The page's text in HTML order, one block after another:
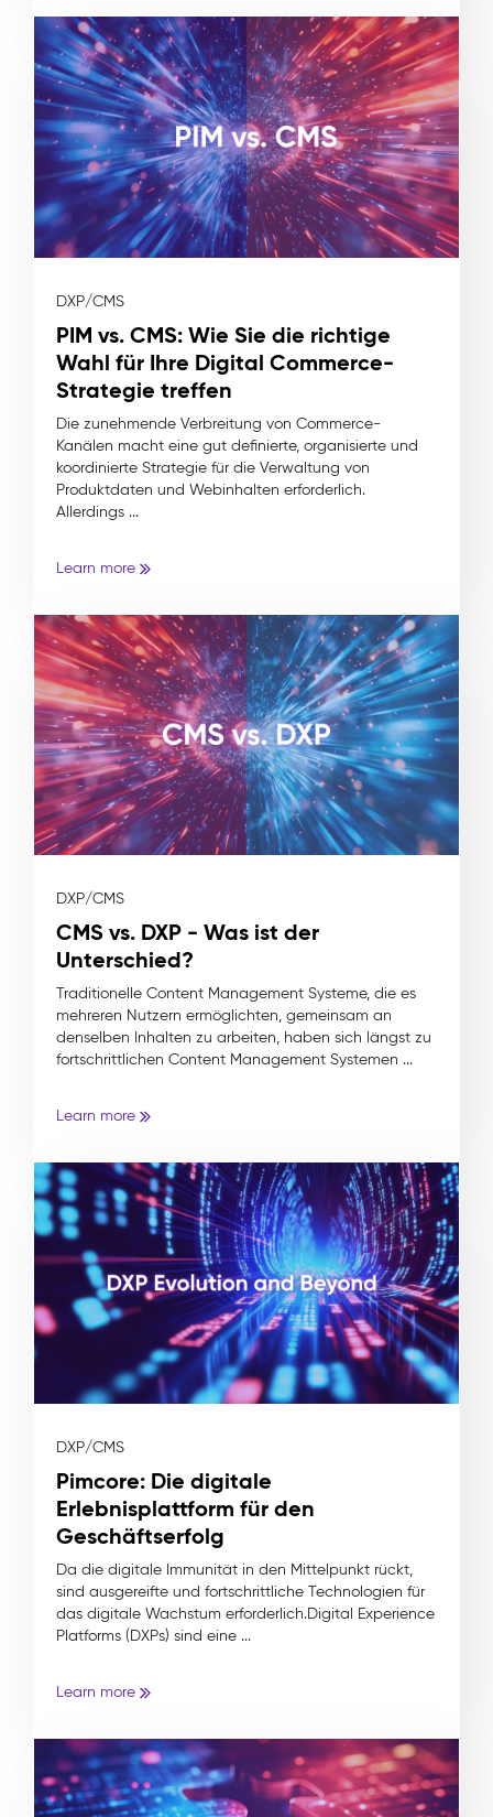
DXP/CMS
PIM vs. CMS: Wie Sie die richtige
Wahl für Ihre Digital Commerce-
Strategie treffen
Die zunehmende Verbreitung von Commerce-
Kanälen macht eine gut definierte, organisierte und
koordinierte Strategie für die Verwaltung von
Produktdaten und Webinhalten erforderlich.
Allerdings ...
Learn more
DXP/CMS
CMS vs. DXP - Was ist der
Unterschied?
Traditionelle Content Management Systeme, die es
mehreren Nutzern ermöglichten, gemeinsam an
denselben Inhalten zu arbeiten, haben sich längst zu
fortschrittlichen Content Management Systemen ...
Learn more
DXP/CMS
Pimcore: Die digitale
Erlebnisplattform für den
Geschäftserfolg
Da die digitale Immunität in den Mittelpunkt rückt,
sind ausgereifte und fortschrittliche Technologien für
das digitale Wachstum erforderlich.Digital Experience
Platforms (DXPs) sind eine ...
Learn more